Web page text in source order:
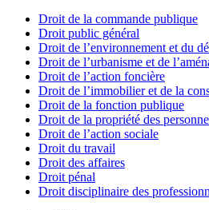
Droit de la commande publique
Droit public général
Droit de l’environnement et du
Droit de l’urbanisme et de
Droit de l’action foncière
Droit de l’immobilier et de la
Droit de la fonction publique
Droit de la propriété des
Droit de l’action sociale
Droit du travail
Droit des affaires
Droit pénal
Droit disciplinaire des